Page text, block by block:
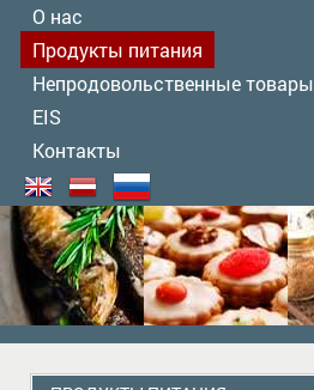
О нас
Продукты питания
Непродовольственные товары
EIS
Контакты